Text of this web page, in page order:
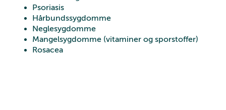
Psoriasis
Hårbundssygdomme
Neglesygdomme
Mangelsygdomme (vitaminer og sporstoffer)
Rosacea